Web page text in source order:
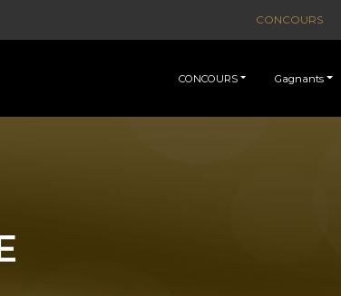
CONCOURS
CONCOURS Gagnants